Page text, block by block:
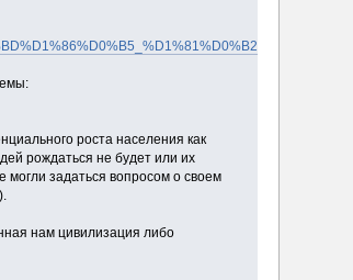
роста населения как
рождаться не будет или их
задаться вопросом о своем
нам цивилизация либо